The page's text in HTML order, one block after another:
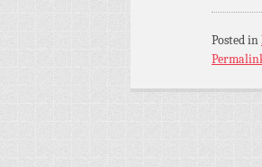
Posted in